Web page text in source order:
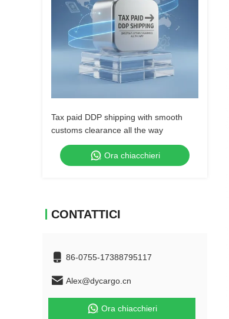
Tax paid DDP shipping with smooth
customs clearance all the way
Ora chiacchieri
CONTATTICI
86-0755-17388795117
Alex@dycargo.cn
Ora chiacchieri